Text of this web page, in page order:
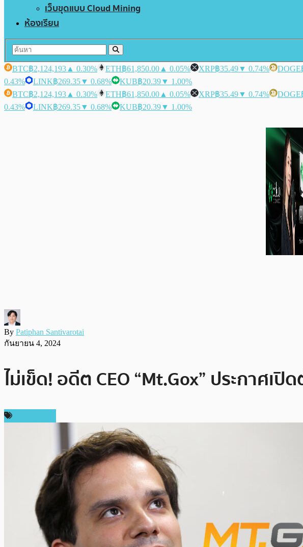
เว็บขุดแบบ Cloud Mining
ห้องเรียน
BTC฿2,124,193 ▲ 0.30% ETH฿61,850.00 ▲ 0.05% XRP฿35.49▼ 0.74% DOGE
0.43%
LINK฿269.35▼ 0.68% KUB฿20.39▼ 1.00%
BTC฿2,124,193 ▲ 0.30% ETH฿61,850.00 ▲ 0.05% XRP฿35.49▼ 0.74% DOGE
0.43%
LINK฿269.35▼ 0.68% KUB฿20.39▼ 1.00%
By Patiphan Santivarotai
กันยายน 4, 2024
ไม่เข็ด! อดีต CEO “Mt.Gox” ประกาศเ